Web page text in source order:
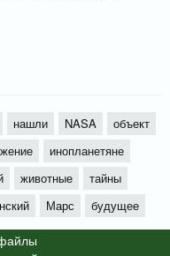
нашли NASA
объект
инопланетяне
животные
тайны
Марс
будущее